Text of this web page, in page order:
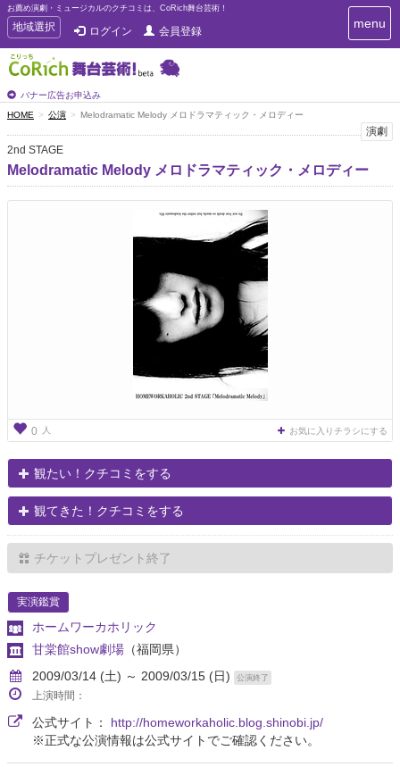
お薦め演劇・ミュージカルのクチコミは、CoRich舞台芸術！
T
o
g
g
e
n
a
v
g
地域選択 ログイン 会員登録
バナー広告お申込み
T
o
v
i
g
menu
HOME 公演 Melodramatic Melody メロドラマティック・メロディー
演劇
2nd STAGE
Melodramatic Melody メロドラマティック・メロディー
0 人 お気に入りチラシにする
観たい！クチコミをする
観てきた！クチコミをする
チケットプレゼント終了
実演鑑賞
ホームワーカホリック
甘棠館show劇場 （福岡県）
2009/03/14 (土) ～ 2009/03/15 (日)
公演終了
上演時間：
公式サイト： http://homeworkaholic.blog.shinobi.jp/
※正式な公演情報は公式サイトでご確認ください。